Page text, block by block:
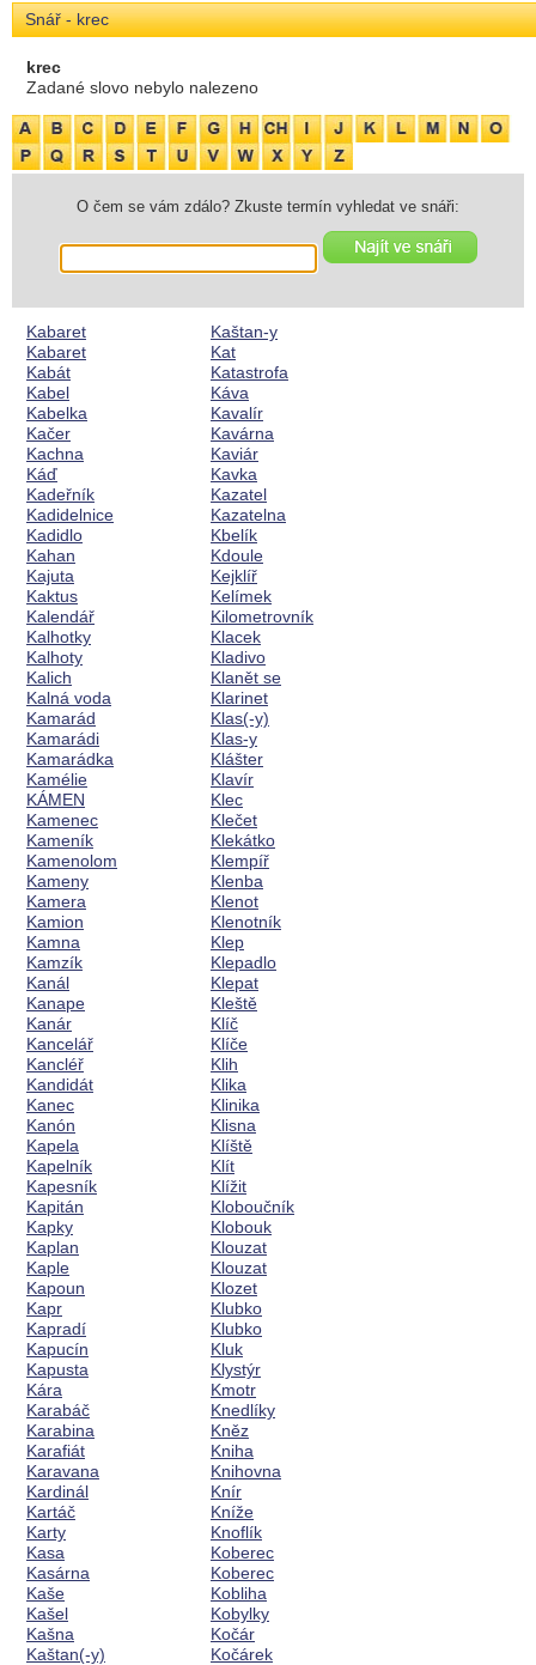
Snář - krec
krec
Zadané slovo nebylo nalezeno
O čem se vám zdálo? Zkuste termín vyhledat ve snáři:
Kabaret
Kabaret
Kabát
Kabel
Kabelka
Kačer
Kachna
Káď
Kadeřník
Kadidelnice
Kadidlo
Kahan
Kajuta
Kaktus
Kalendář
Kalhotky
Kalhoty
Kalich
Kalná voda
Kamarád
Kamarádi
Kamarádka
Kamélie
KÁMEN
Kamenec
Kameník
Kamenolom
Kameny
Kamera
Kamion
Kamna
Kamzík
Kanál
Kanape
Kanár
Kancelář
Kancléř
Kandidát
Kanec
Kanón
Kapela
Kapelník
Kapesník
Kapitán
Kapky
Kaplan
Kaple
Kapoun
Kapr
Kapradí
Kapucín
Kapusta
Kára
Karabáč
Karabina
Karafiát
Karavana
Kardinál
Kartáč
Karty
Kasa
Kasárna
Kaše
Kašel
Kašna
Kaštan(-y)
Kaštan-y
Kat
Katastrofa
Káva
Kavalír
Kavárna
Kaviár
Kavka
Kazatel
Kazatelna
Kbelík
Kdoule
Kejklíř
Kelímek
Kilometrovník
Klacek
Kladivo
Klanět se
Klarinet
Klas(-y)
Klas-y
Klášter
Klavír
Klec
Klečet
Klekátko
Klempíř
Klenba
Klenot
Klenotník
Klep
Klepadlo
Klepat
Kleště
Klíč
Klíče
Klih
Klika
Klinika
Klisna
Klíště
Klít
Klížit
Kloboučník
Klobouk
Klouzat
Klouzat
Klozet
Klubko
Klubko
Kluk
Klystýr
Kmotr
Knedlíky
Kněz
Kniha
Knihovna
Knír
Kníže
Knoflík
Koberec
Koberec
Kobliha
Kobylky
Kočár
Kočárek